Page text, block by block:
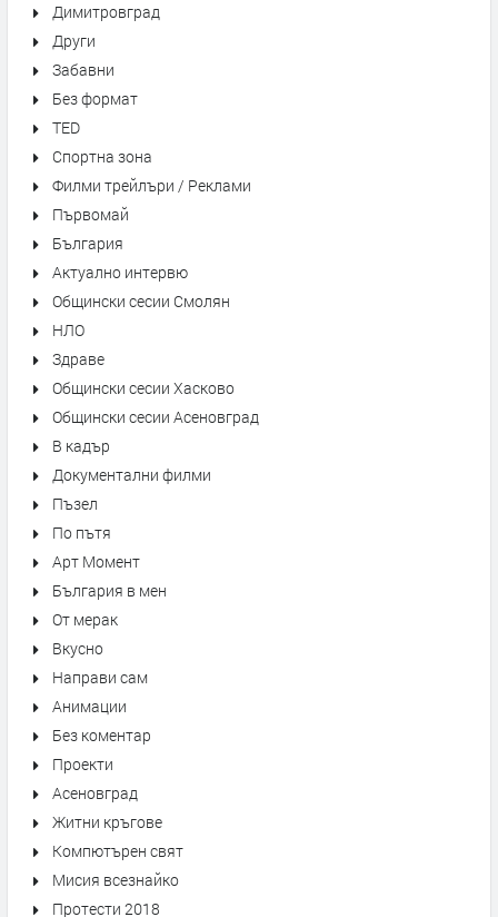
Димитровград
Други
Забавни
Без формат
TED
Спортна зона
Филми трейлъри / Реклами
Първомай
България
Актуално интервю
Общински сесии Смолян
НЛО
Здраве
Общински сесии Хасково
Общински сесии Асеновград
В кадър
Документални филми
Пъзел
По пътя
Арт Момент
България в мен
От мерак
Вкусно
Направи сам
Анимации
Без коментар
Проекти
Асеновград
Житни кръгове
Компютърен свят
Мисия всезнайко
Протести 2018